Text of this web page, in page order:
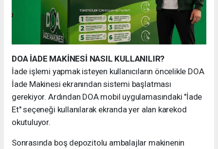
DOA İADE MAKİNESİ NASIL KULLANILIR?
İade işlemi yapmak isteyen kullanıcıların öncelikle DOA
İade Makinesi ekranından sistemi başlatması
gerekiyor. Ardından DOA mobil uygulamasındaki "İade
Et" seçeneği kullanılarak ekranda yer alan karekod
okutuluyor.
Sonrasında boş depozitolu ambalajlar makinenin